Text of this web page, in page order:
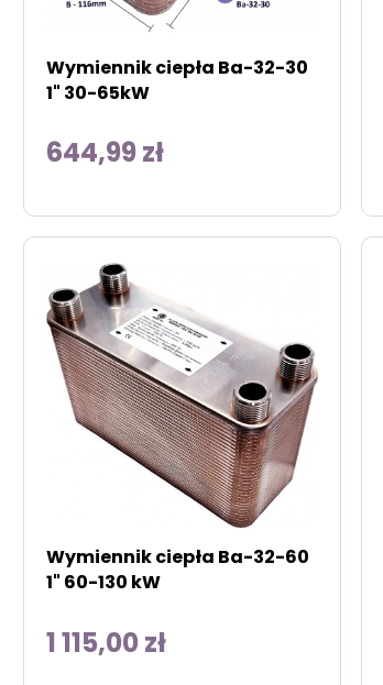
Wymiennik ciepła Ba-32-30
1" 30-65kW
644,99 zł
Wymiennik ciepła Ba-32-60
1" 60-130 kW
1 115,00 zł